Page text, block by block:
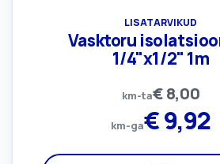
LISATARVIKUD
Vasktoru
1/4"x1/2" 1m
km-ta€8,00
km-ga€9,92